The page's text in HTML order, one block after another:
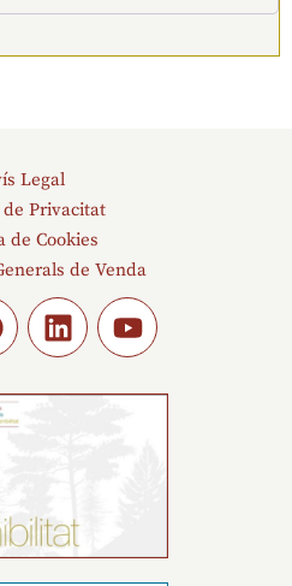
Legal
Privacitat
de Cookies
de Venda